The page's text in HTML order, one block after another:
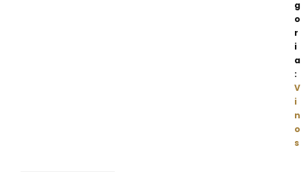
g
o
r
i
a
:
V
i
n
o
s